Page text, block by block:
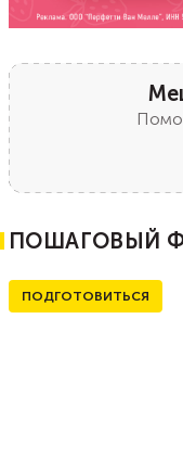
ПОШАГОВЫЙ
ПОДГОТОВИТЬСЯ